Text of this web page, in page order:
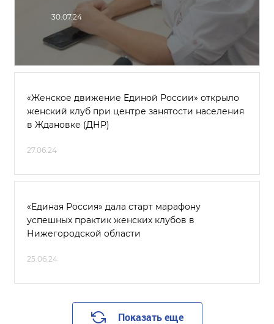
30.07.24
«Женское движение Единой России» открыло
женский клуб при центре занятости населения
в Ждановке (ДНР)
27.06.24
«Единая Россия» дала старт марафону
успешных практик женских клубов в
Нижегородской области
25.06.24
Показать еще